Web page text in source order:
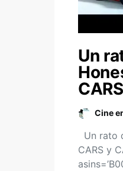
Un
Cine
Un rato
CARS y